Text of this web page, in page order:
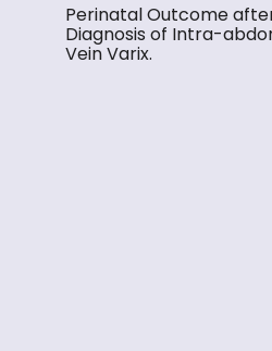
Perinatal Outcome
Diagnosis of Intra-
Vein Varix.